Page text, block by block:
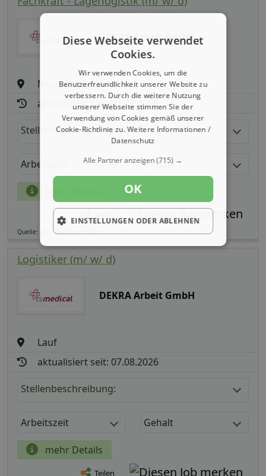
DEKRA Arbeit GmbH
Neunkirchen am Sand
aktualisiert seit: 07.08.2026
Stellenbeschreibung:
Arbeitszeit Gehalt
Quelle: germanpersonnel.de
Logistiker (m/ w/ d)
DEKRA Arbeit GmbH
Lauf
aktualisiert seit: 07.08.2026
Stellenbeschreibung:
Arbeitszeit Gehalt
mehr Details
Teilen
Diese Webseite verwendet
Cookies.
Wir verwenden Cookies, um die
Benutzerfreundlichkeit unserer Website zu
verbessern. Durch die weitere Nutzung
unserer Webseite stimmen Sie der
Verwendung von Cookies gemäß unserer
Cookie-Richtlinie zu.Weitere Informationen /
Datenschutz
Alle Partner anzeigen(715) →
OK
EINSTELLUNGEN ODER ABLEHNEN